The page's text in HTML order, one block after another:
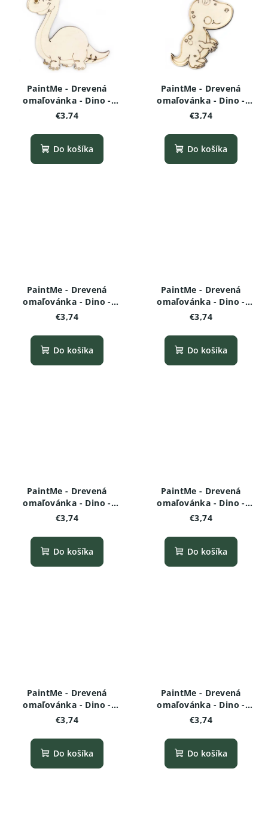
PaintMe - Drevená
omaľovánka - Dino -
Brachiosaurus
€3,74
Do košíka
PaintMe - Drevená
omaľovánka - Dino -
Tyrannosaurus rex (baby)
€3,74
Do košíka
PaintMe - Drevená
omaľovánka - Dino -
Triceratops (baby)
€3,74
Do košíka
PaintMe - Drevená
omaľovánka - Dino -
Apatosaurus (baby)
€3,74
Do košíka
PaintMe - Drevená
omaľovánka - Dino -
Stegosaurus (baby)
€3,74
Do košíka
PaintMe - Drevená
omaľovánka - Dino -
Deinonychus
€3,74
Do košíka
PaintMe - Drevená
omaľovánka - Dino -
Hungarosaurus
€3,74
Do košíka
PaintMe - Drevená
omaľovánka - Dino -
Brachiosaurus
€3,74
Do košíka